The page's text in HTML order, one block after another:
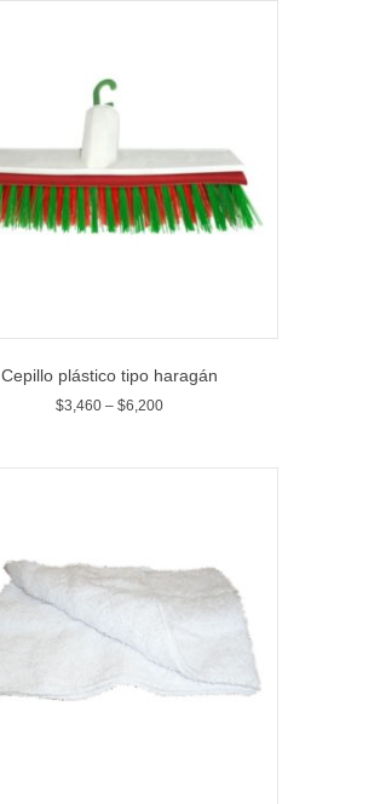
Cepillo plástico tipo haragán
$3,460– $6,200